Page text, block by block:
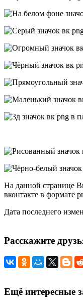
На данной странице
вконтакте в формате
Дата последнего
Расскажите
Ещё интересные